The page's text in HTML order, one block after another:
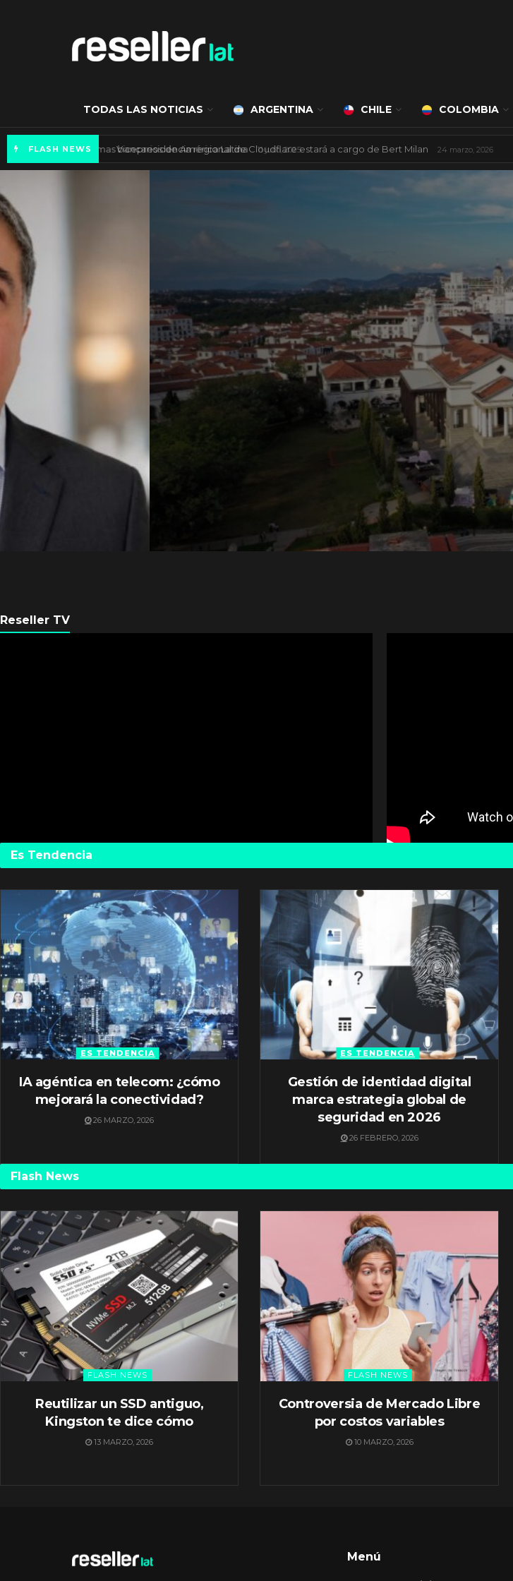
TODAS LAS NOTICIAS ARGENTINA CHILE COLOMBIA
FLASH NEWS Autenticación biométrica en los sistemas bancarios de América Latina 11 julio, 2025
ES NOTICIA
Axis Communications y
Guatemala crean una
ciudad inteligente
PORREDACCIÓN LATAM
Reseller TV
Es Tendencia
ES TENDENCIA
IA agéntica en telecom: ¿cómo
mejorará la conectividad?
26 MARZO, 2026
ES TENDENCIA
Gestión de identidad digital
marca estrategia global de
seguridad en 2026
26 FEBRERO, 2026
Flash News
FLASH NEWS
Reutilizar un SSD antiguo,
Kingston te dice cómo
13 MARZO, 2026
FLASH NEWS
Controversia de Mercado Libre
por costos variables
10 MARZO, 2026
Menú